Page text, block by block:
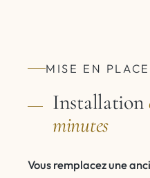
MISE EN PLACE
Installation
minutes
Vous remplacez une